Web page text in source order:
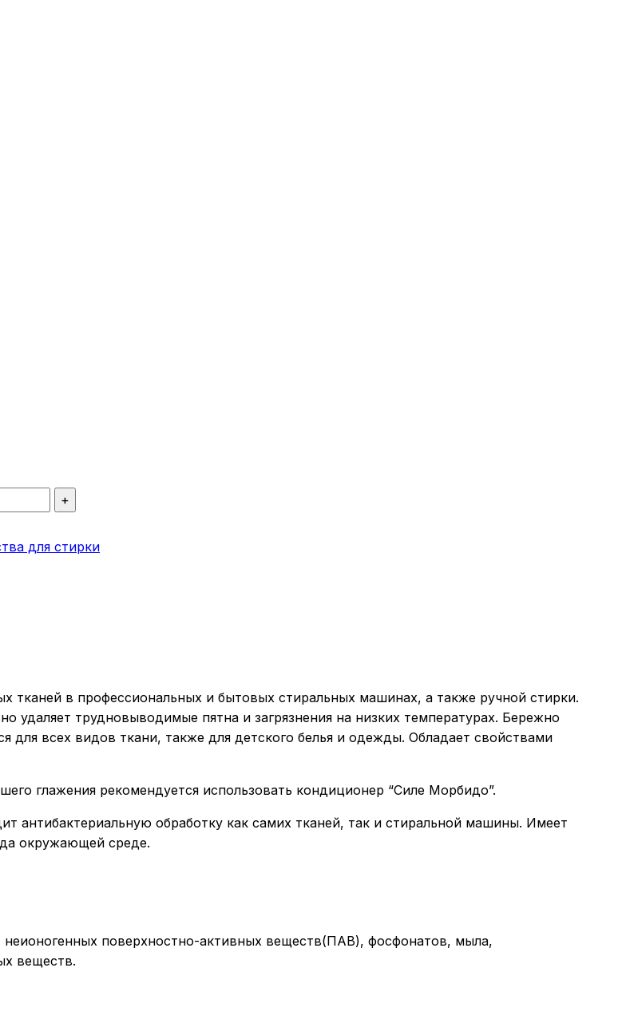
+
для стирки
тканей в профессиональных и бытовых стиральных машинах, а также ручной стирки.
трудновыводимые пятна и загрязнения на низких температурах. Бережно
всех видов ткани, также для детского белья и одежды. Обладает свойствами
глажения рекомендуется использовать кондиционер “Силе Морбидо”.
антибактериальную обработку как самих тканей, так и стиральной машины. Имеет
окружающей среде.
поверхностно-активных веществ(ПАВ), фосфонатов, мыла,
веществ.